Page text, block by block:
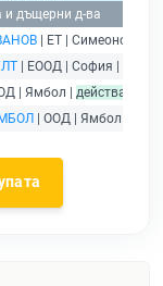
и дъщерни д-ва
| ЕТ | Симеоново |
| ЕООД | София |
| Ямбол | действащ
| ООД | Ямбол |